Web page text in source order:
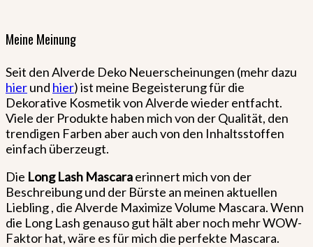
Meine Meinung
Seit den Alverde Deko Neuerscheinungen (mehr dazu
hierund hier) ist meine Begeisterung für die
Dekorative Kosmetik von Alverde wieder entfacht.
Viele der Produkte haben mich von der Qualität, den
trendigen Farben aber auch von den Inhaltsstoffen
einfach überzeugt.
Die Long Lash Mascaraerinnert mich von der
Beschreibung und der Bürste an meinen aktuellen
Liebling , die Alverde Maximize Volume Mascara. Wenn
die Long Lash genauso gut hält aber noch mehr WOW-
Faktor hat, wäre es für mich die perfekte Mascara.